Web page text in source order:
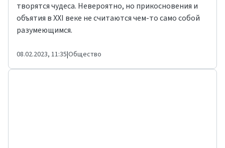
творятся чудеса. Невероятно, но прикосновения и
объятия в XXI веке не считаются чем-то само собой
разумеющимся.
08.02.2023, 11:35|Общество